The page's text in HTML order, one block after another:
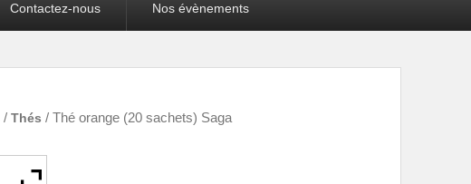
Contactez-nous Nos évènements
/ Thés / Thé orange (20 sachets) Saga